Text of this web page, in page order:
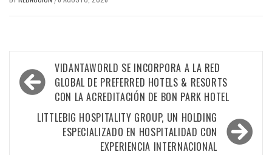
Navegación
de
entradas
VIDANTAWORLD SE INCORPORA A LA RED
GLOBAL DE PREFERRED HOTELS & RESORTS
CON LA ACREDITACIÓN DE BON PARK HOTEL
LITTLEBIG HOSPITALITY GROUP, UN HOLDING
ESPECIALIZADO EN HOSPITALIDAD CON
EXPERIENCIA INTERNACIONAL